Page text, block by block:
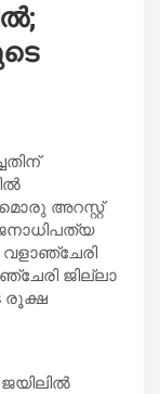
അറസ്റ്റ്
വളാഞ്ചേരി
ജില്ലാ
രൂക്ഷ